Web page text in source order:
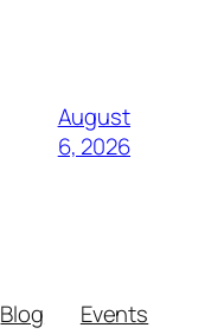
August
6, 2026
Blog
Events